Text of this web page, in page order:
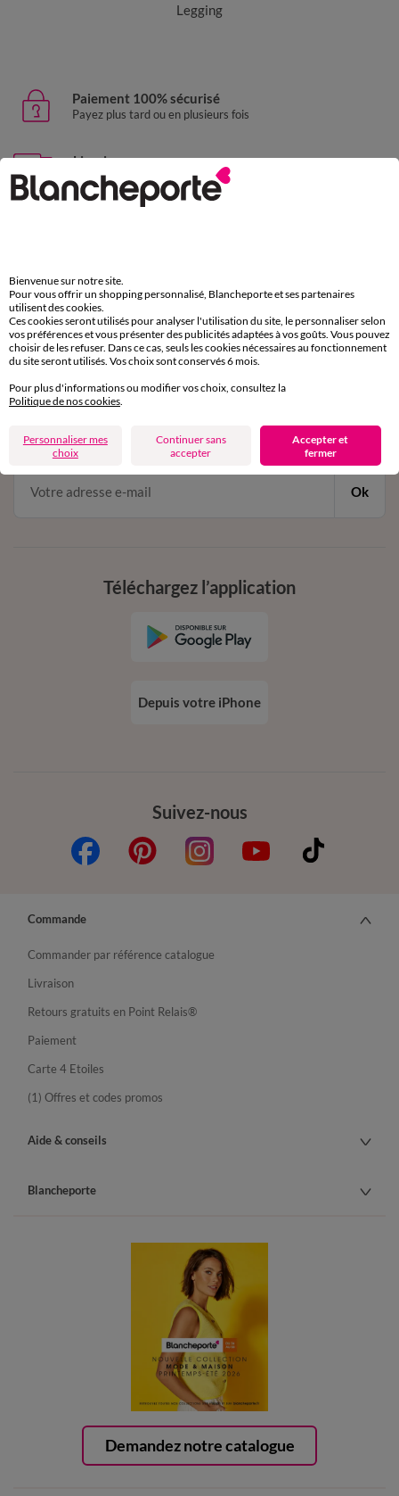
Legging
Paiement 100% sécurisé
Payez plus tard ou en plusieurs fois
Livraison express
domicile, relais, consignes automatiques
Service clients
par chat et par téléphone
de 8h00 à 20h00 du lundi au samedi
11€ Offerts
en vous inscrivant à la newsletter
conditions dans votre email de confirmation
Ok
Suivez-nous
Téléchargez l’application
Depuis votre iPhone
Demandez notre catalogue
Commande
Commander par référence catalogue
Livraison
Retours gratuits en Point Relais®
Paiement
Carte 4 Etoiles
(1) Offres et codes promos
Aide & conseils
Blancheporte
Bienvenue sur notre site.
Pour vous offrir un shopping personnalisé, Blancheporte et ses partenaires
utilisent des cookies.
Ces cookies seront utilisés pour analyser l'utilisation du site, le personnaliser selon
vos préférences et vous présenter des publicités adaptées à vos goûts. Vous pouvez
choisir de les refuser. Dans ce cas, seuls les cookies nécessaires au fonctionnement
du site seront utilisés. Vos choix sont conservés 6 mois.
Pour plus d'informations ou modifier vos choix, consultez la
Politique de nos cookies.
Personnaliser mes
choix
Continuer sans
accepter
Accepter et
fermer